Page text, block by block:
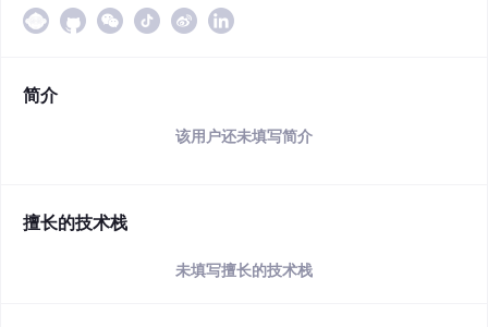
简介
该用户还未填写简介
擅长的技术栈
未填写擅长的技术栈